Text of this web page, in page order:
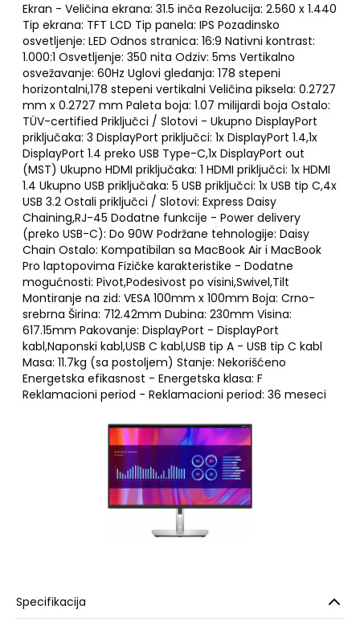
Ekran - Veličina ekrana: 31.5 inča Rezolucija: 2.560 x 1.440
Tip ekrana: TFT LCD Tip panela: IPS Pozadinsko
osvetljenje: LED Odnos stranica: 16:9 Nativni kontrast:
1.000:1 Osvetljenje: 350 nita Odziv: 5ms Vertikalno
osvežavanje: 60Hz Uglovi gledanja: 178 stepeni
horizontalni,178 stepeni vertikalni Veličina piksela: 0.2727
mm x 0.2727 mm Paleta boja: 1.07 milijardi boja Ostalo:
TÜV-certified Priključci / Slotovi - Ukupno DisplayPort
priključaka: 3 DisplayPort priključci: 1x DisplayPort 1.4,1x
DisplayPort 1.4 preko USB Type-C,1x DisplayPort out
(MST) Ukupno HDMI priključaka: 1 HDMI priključci: 1x HDMI
1.4 Ukupno USB priključaka: 5 USB priključci: 1x USB tip C,4x
USB 3.2 Ostali priključci / Slotovi: Express Daisy
Chaining,RJ-45 Dodatne funkcije - Power delivery
(preko USB-C): Do 90W Podržane tehnologije: Daisy
Chain Ostalo: Kompatibilan sa MacBook Air i MacBook
Pro laptopovima Fizičke karakteristike - Dodatne
mogućnosti: Pivot,Podesivost po visini,Swivel,Tilt
Montiranje na zid: VESA 100mm x 100mm Boja: Crno-
srebrna Širina: 712.42mm Dubina: 230mm Visina:
617.15mm Pakovanje: DisplayPort - DisplayPort
kabl,Naponski kabl,USB C kabl,USB tip A - USB tip C kabl
Masa: 11.7kg (sa postoljem) Stanje: Nekorišćeno
Energetska efikasnost - Energetska klasa: F
Reklamacioni period - Reklamacioni period: 36 meseci
Specifikacija